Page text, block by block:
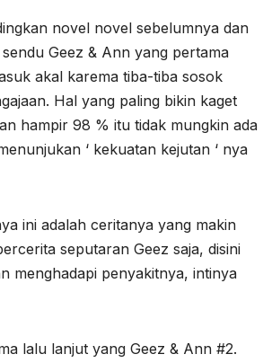
novel novel sebelumnya dan
Geez & Ann yang pertama
akal karema tiba-tiba sosok
Hal yang paling bikin kaget
hampir 98 % itu tidak mungkin ada
‘ kekuatan kejutan ‘ nya
ini adalah ceritanya yang makin
seputaran Geez saja, disini
menghadapi penyakitnya, intinya
lalu lanjut yang Geez & Ann #2.